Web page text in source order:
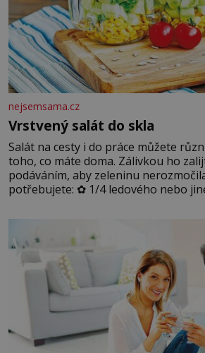
nejsemsama.cz
Vrstvený salát do skla
Salát na cesty i do práce můžete
toho, co máte doma. Zálivkou ho
podáváním, aby zeleninu
potřebujete: ✿ 1/4 ledového nebo
okurky ✿ 2 rajčata Zálivka: ✿ 4 lžíce
lžíci citronové šťávy ✿ ½ stroužku